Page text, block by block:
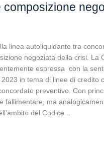
composizione
linea autoliquidante tra
negoziata della crisi. La
espressa con la
in tema di linee di credito
preventivo. Con
fallimentare, ma
del Codice...